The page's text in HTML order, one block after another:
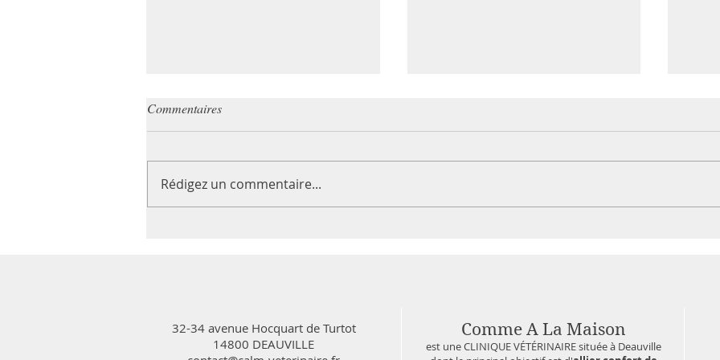
Commentaires
Rédigez un commentaire...
32-34 avenue Hocquart de Turtot
14800 DEAUVILLE
Comme A La Maison
est une CLINIQUE VÉTÉRINAIRE située à Deauville